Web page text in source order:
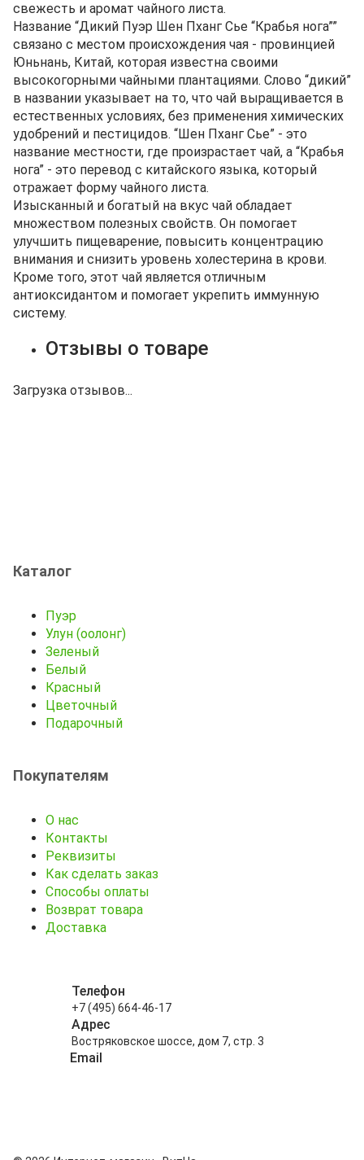
свежесть и аромат чайного листа.
Название “Дикий Пуэр Шен Пханг Сье “Крабья нога””
связано с местом происхождения чая - провинцией
Юньнань, Китай, которая известна своими
высокогорными чайными плантациями. Слово “дикий”
в названии указывает на то, что чай выращивается в
естественных условиях, без применения химических
удобрений и пестицидов. “Шен Пханг Сье” - это
название местности, где произрастает чай, а “Крабья
нога” - это перевод с китайского языка, который
отражает форму чайного листа.
Изысканный и богатый на вкус чай обладает
множеством полезных свойств. Он помогает
улучшить пищеварение, повысить концентрацию
внимания и снизить уровень холестерина в крови.
Кроме того, этот чай является отличным
антиоксидантом и помогает укрепить иммунную
систему.
Отзывы о товаре
Загрузка отзывов...
Каталог
Пуэр
Улун (оолонг)
Зеленый
Белый
Красный
Цветочный
Подарочный
Покупателям
О нас
Контакты
Реквизиты
Как сделать заказ
Способы оплаты
Возврат товара
Доставка
Телефон
+7 (495) 664-46-17
Адрес
Востряковское шоссе, дом 7, стр. 3
Email